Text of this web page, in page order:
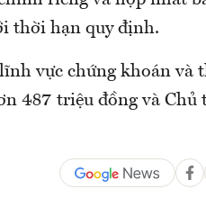
thời hạn quy định.
vực chứng khoán và
487 triệu đồng và Chủ